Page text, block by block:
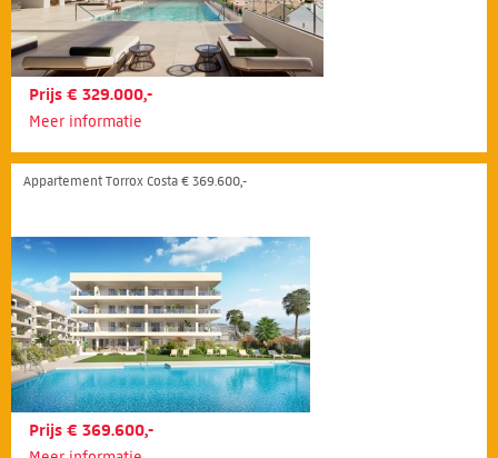
Prijs € 329.000,-
Meer informatie
Appartement Torrox Costa € 369.600,-
Prijs € 369.600,-